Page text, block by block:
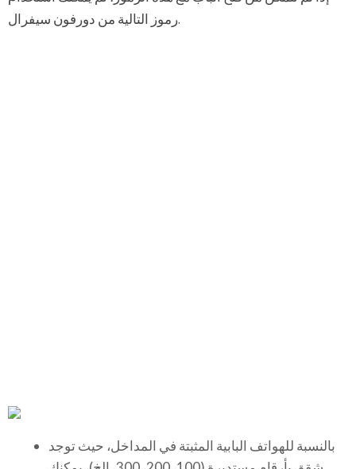
رموز التالية من دورفون سيفرال.
بالنسبة للهواتف البابية المثبتة في المداخل، حيث توجد